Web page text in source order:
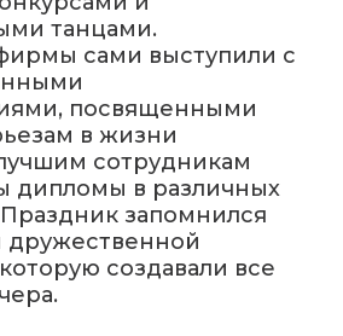
танцами.
сами выступили с
посвященными
в жизни
сотрудникам
дипломы в различных
запомнился
дружественной
создавали все